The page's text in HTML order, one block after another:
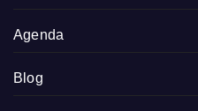
Agenda
Blog